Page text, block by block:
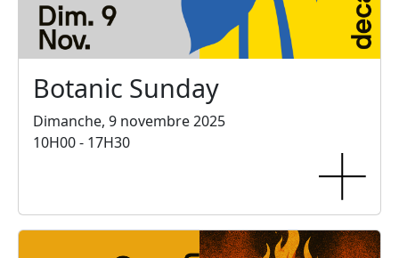
Botanic Sunday
Dimanche, 9 novembre 2025
10H00 - 17H30